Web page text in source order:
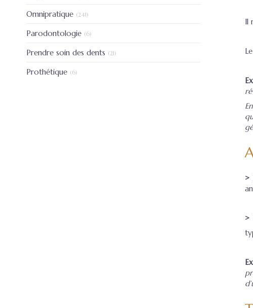
Il
>
>
Omnipratique (241)
Parodontologie (6)
Prendre soin des dents (21)
Prothétique (6)